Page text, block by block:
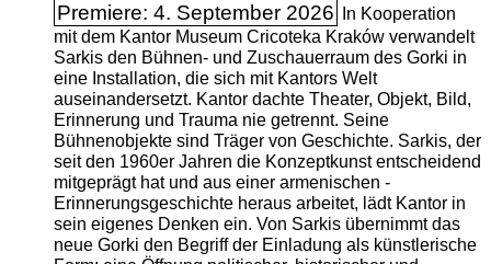
Premiere: 4. September 2026
In Kooperation
mit dem Kantor Museum Cricoteka Kraków verwandelt
Sarkis den Bühnen- und Zuschauerraum des Gorki in
eine Installation, die sich mit Kantors Welt
auseinandersetzt. Kantor dachte Theater, Objekt, Bild,
Erinnerung und Trauma nie getrennt. Seine
Bühnenobjekte sind Träger von Geschichte. Sarkis, der
seit den 1960er Jahren die Konzeptkunst entscheidend
mitgeprägt hat und aus einer armenischen ­
Erinnerungsgeschichte heraus arbeitet, lädt Kantor in
sein eigenes Denken ein. Von Sarkis übernimmt das
neue Gorki den Begriff der Einladung als künstlerische